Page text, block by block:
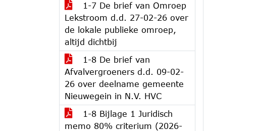
1-7 De brief van Omroep
Lekstroom d.d. 27-02-26 over
de lokale publieke omroep,
altijd dichtbij
1-8 De brief van
Afvalvergroeners d.d. 09-02-
26 over deelname gemeente
Nieuwegein in N.V. HVC
1-8 Bijlage 1 Juridisch
memo 80% criterium (2026-